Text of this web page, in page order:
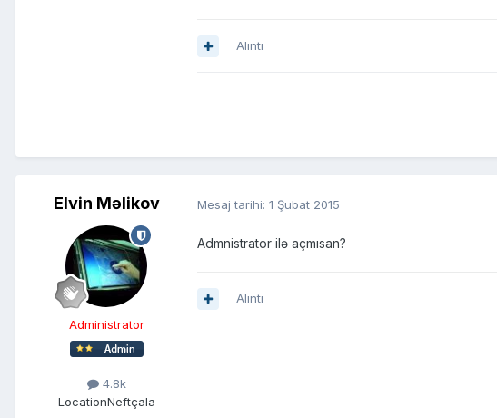
Alıntı
Elvin Məlikov
Administrator
4.8k
LocationNeftçala
Mesaj tarihi: 1 Şubat 2015
Admnistrator ilə açmısan?
Alıntı